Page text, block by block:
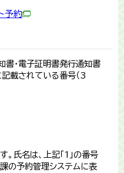
予約
書・電子証明書発行通知書
記載されている番号（3
氏名は、上記「1」の番号
の予約管理システムに表